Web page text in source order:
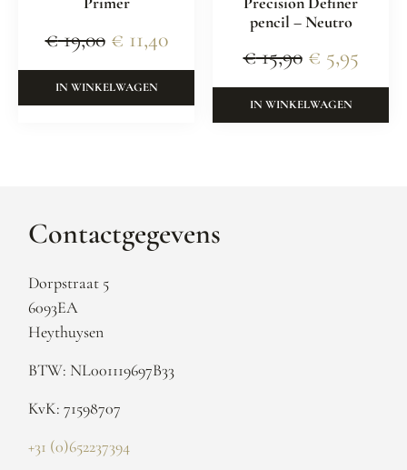
€19,00 € 11,40
IN WINKELWAGEN
pencil – Neutro
€15,90 € 5,95
IN WINKELWAGEN
Contactgegevens
Dorpstraat 5
6093EA
Heythuysen
BTW: NL001119697B33
KvK: 71598707
+31 (0)652237394